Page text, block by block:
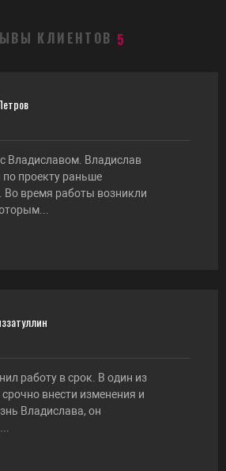
КЛИЕНТОВ 5
Владиславом. Владислав
проекту раньше
Во время работы возникли
работу в срок. В один из
внести изменения и
Владислава, он